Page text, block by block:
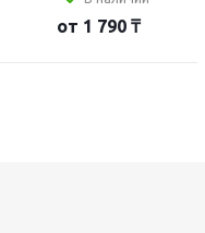
от 1 790 ₸